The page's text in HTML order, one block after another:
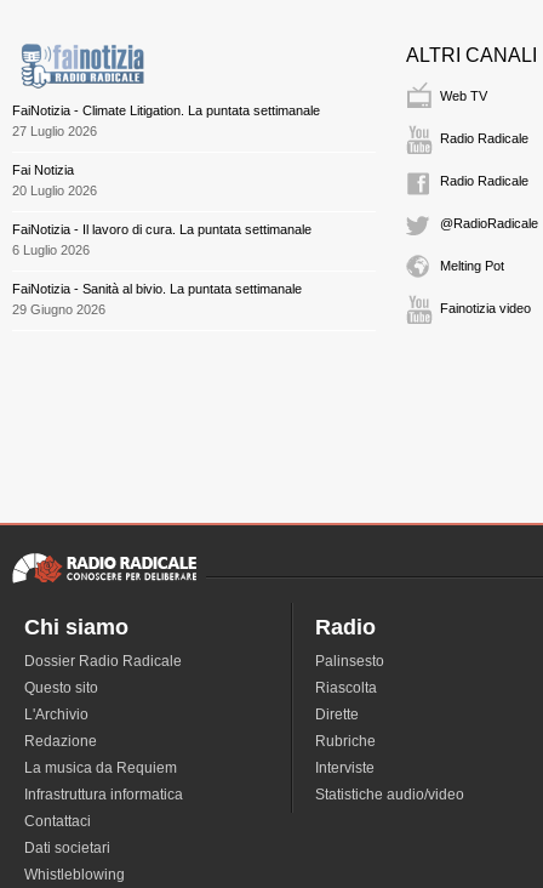
FaiNotizia - Climate Litigation. La puntata settimanale
27 Luglio 2026
Fai Notizia
20 Luglio 2026
FaiNotizia - Il lavoro di cura. La puntata settimanale
6 Luglio 2026
FaiNotizia - Sanità al bivio. La puntata settimanale
29 Giugno 2026
ALTRI CANALI
Web TV
Radio Radicale
Radio Radicale
@RadioRadicale
Melting Pot
Fainotizia video
Chi siamo
Dossier Radio Radicale
Questo sito
L'Archivio
Redazione
La musica da Requiem
Infrastruttura informatica
Contattaci
Dati societari
Whistleblowing
Radio
Palinsesto
Riascolta
Dirette
Rubriche
Interviste
Statistiche audio/video